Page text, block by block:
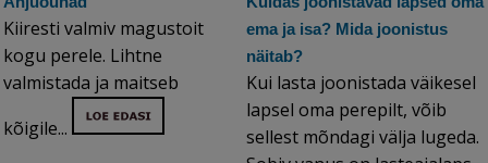
Kiiresti valmiv magustoit
kogu perele. Lihtne
valmistada ja maitseb
kõigile...
ema ja isa? Mida joonistus
näitab?
Kui lasta joonistada väikesel
lapsel oma perepilt, võib
sellest mõndagi välja lugeda.